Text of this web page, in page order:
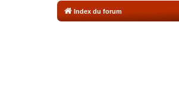
Index du forum